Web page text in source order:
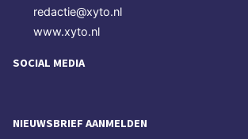
redactie@xyto.nl
www.xyto.nl
SOCIAL MEDIA
NIEUWSBRIEF AANMELDEN